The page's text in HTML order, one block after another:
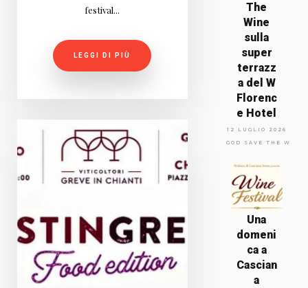
festival...
LEGGI DI PIÙ
The
Wine
sulla
super
terrazz
a del W
Florenc
e Hotel
12 LUGLIO 2026
GOD SAVE THE WINE
Una
domeni
ca a
Cascian
a